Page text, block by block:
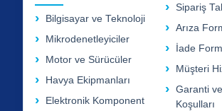
Bilgisayar ve Teknoloji
Mikrodenetleyiciler
Motor ve Sürücüler
Havya Ekipmanları
Elektronik Komponent
Sipariş
Arıza
İade
Müşteri
Garanti
Koşulları